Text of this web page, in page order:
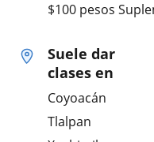
$100 pesos
Suele dar
clases en
Coyoacán
Tlalpan